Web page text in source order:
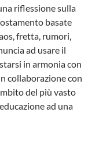
riflessione sulla
basate
fretta, rumori,
ad usare il
in armonia con
collaborazione con
del più vasto
ad una